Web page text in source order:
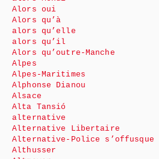
Alors oui
Alors qu’à
alors qu’elle
alors qu’il
Alors qu’outre-Manche
Alpes
Alpes-Maritimes
Alphonse Dianou
Alsace
Alta Tansió
alternative
Alternative Libertaire
Alternative-Police s’offusque
Althusser